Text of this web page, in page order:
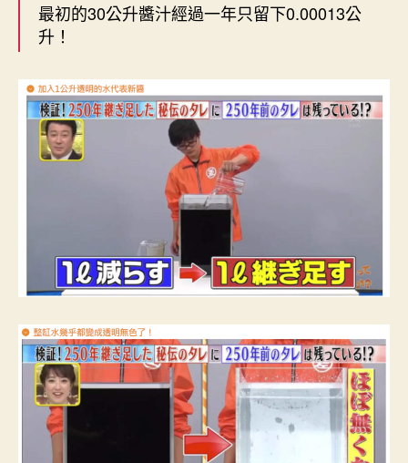
最初的30公升醬汁經過一年只留下0.00013公
升！